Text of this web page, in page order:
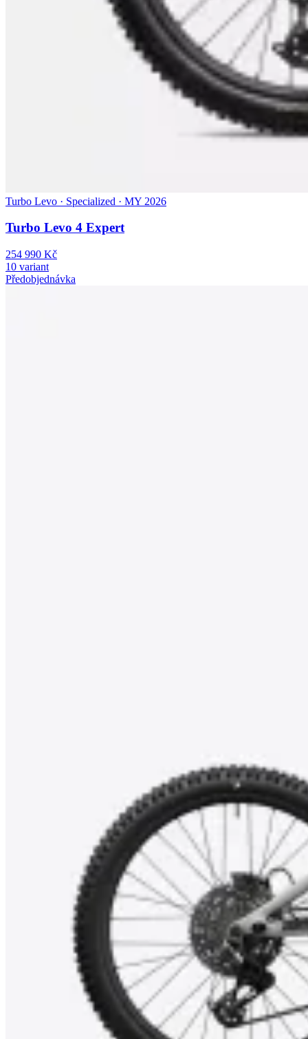
Turbo Levo · Specialized · MY 2026
Turbo Levo 4 Expert
254 990 Kč
10 variant
Předobjednávka